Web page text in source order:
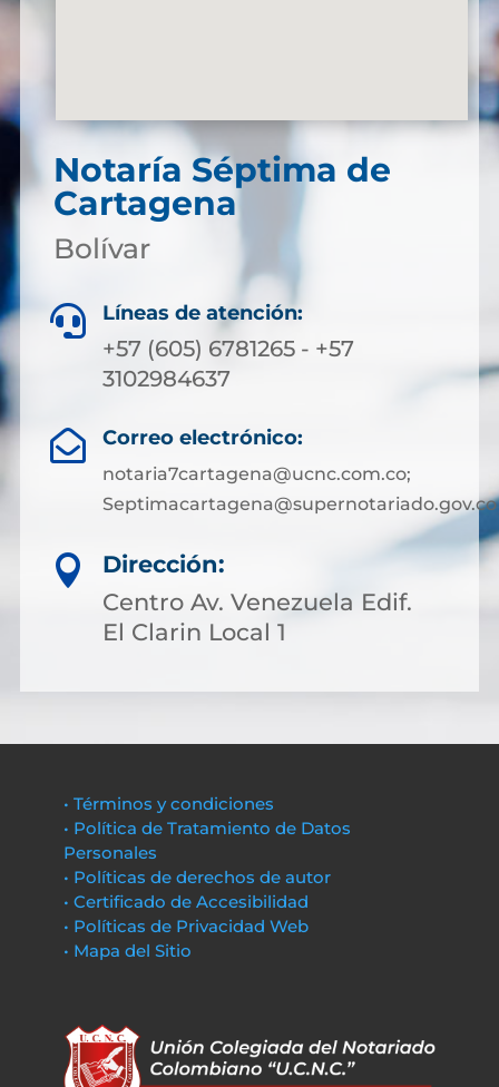
Notaría Séptima de
Cartagena
Bolívar
 Líneas de atención:
+57 (605) 6781265 - +57
3102984637
 Correo electrónico:
notaria7cartagena@ucnc.com.co;
Septimacartagena@supernotariado.gov.co

Dirección:
Centro Av. Venezuela Edif.
El Clarin Local 1
• Términos y condiciones
• Política de Tratamiento de Datos
Personales
• Políticas de derechos de autor
• Certificado de Accesibilidad
• Políticas de Privacidad Web
• Mapa del Sitio